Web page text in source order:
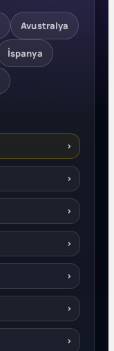
Avustralya
İspanya
›
›
›
›
›
›
›